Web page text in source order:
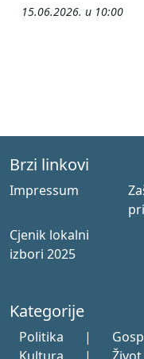
15.06.2026. u 10:00
Brzi linkovi
Impressum
Cjenik lokalni
izbori 2025
Kategorije
Politika |